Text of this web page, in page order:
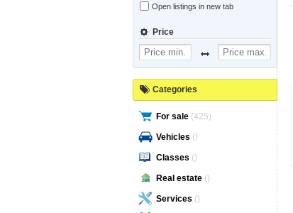
Open listings in new tab
Price
Categories
For sale (425)
Vehicles ()
Classes ()
Real estate ()
Services ()